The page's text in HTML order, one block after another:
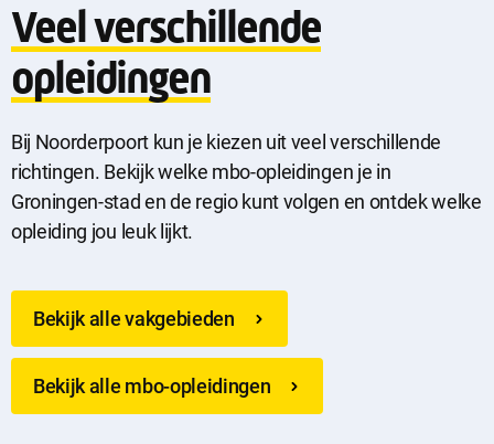
Veel verschillende
opleidingen
Bij Noorderpoort kun je kiezen uit veel verschillende
richtingen. Bekijk welke mbo-opleidingen je in
Groningen-stad en de regio kunt volgen en ontdek welke
opleiding jou leuk lijkt.
Bekijk alle vakgebieden
Bekijk alle mbo-opleidingen